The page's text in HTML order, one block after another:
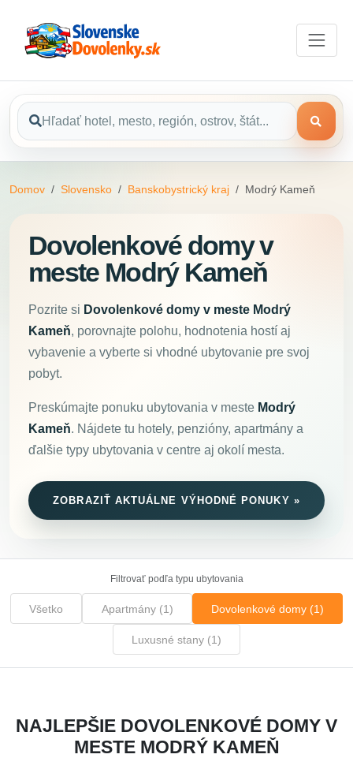
Domov Slovensko Banskobystrický kraj Modrý Kameň
Dovolenkové domy v
meste Modrý Kameň
Pozrite si Dovolenkové domy v meste Modrý
Kameň, porovnajte polohu, hodnotenia hostí aj
vybavenie a vyberte si vhodné ubytovanie pre svoj
pobyt.
Preskúmajte ponuku ubytovania v meste Modrý
Kameň. Nájdete tu hotely, penzióny, apartmány a
ďalšie typy ubytovania v centre aj okolí mesta.
ZOBRAZIŤ AKTUÁLNE VÝHODNÉ PONUKY »
Filtrovať podľa typu ubytovania
Všetko Apartmány (1) Dovolenkové domy (1)
Luxusné stany (1)
NAJLEPŠIE DOVOLENKOVÉ DOMY V
MESTE MODRÝ KAMEŇ